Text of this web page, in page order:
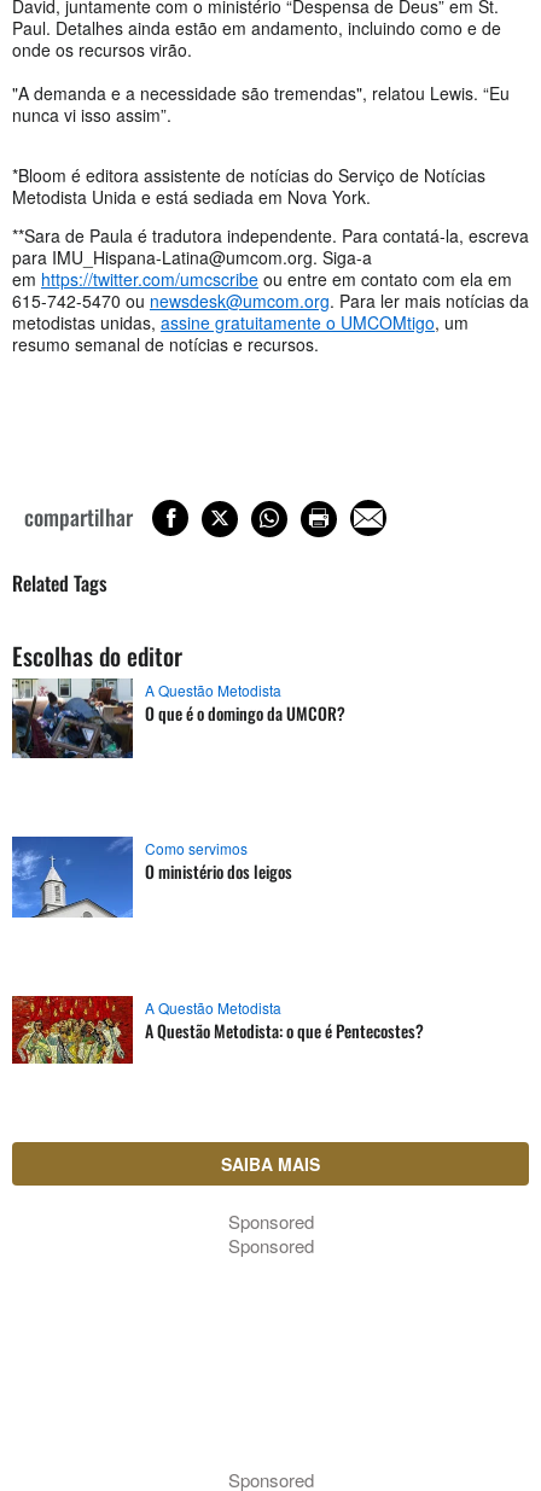
David, juntamente com o ministério “Despensa de Deus” em St.
Paul. Detalhes ainda estão em andamento, incluindo como e de
onde os recursos virão.
"A demanda e a necessidade são tremendas", relatou Lewis. “Eu
nunca vi isso assim”.
*Bloom é editora assistente de notícias do Serviço de Notícias
Metodista Unida e está sediada em Nova York.
**Sara de Paula é tradutora independente. Para contatá-la, escreva
para IMU_Hispana-Latina@umcom.org. Siga-a
em https://twitter.com/umcscribe ou entre em contato com ela em
615-742-5470 ou newsdesk@umcom.org. Para ler mais notícias da
metodistas unidas, assine gratuitamente o UMCOMtigo, um
resumo semanal de notícias e recursos.
compartilhar
Related Tags
Escolhas do editor
A Questão Metodista
O que é o domingo da UMCOR?
Como servimos
O ministério dos leigos
A Questão Metodista
A Questão Metodista: o que é Pentecostes?
SAIBA MAIS
Sponsored
Sponsored
Sponsored